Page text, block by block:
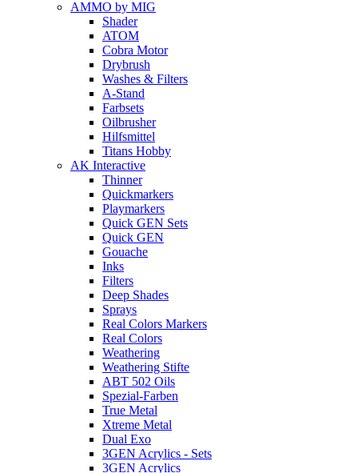
AMMO by MIG
Shader
ATOM
Cobra Motor
Drybrush
Washes & Filters
A-Stand
Farbsets
Oilbrusher
Hilfsmittel
Titans Hobby
AK Interactive
Thinner
Quickmarkers
Playmarkers
Quick GEN Sets
Quick GEN
Gouache
Inks
Filters
Deep Shades
Sprays
Real Colors Markers
Real Colors
Weathering
Weathering Stifte
ABT 502 Oils
Spezial-Farben
True Metal
Xtreme Metal
Dual Exo
3GEN Acrylics - Sets
3GEN Acrylics